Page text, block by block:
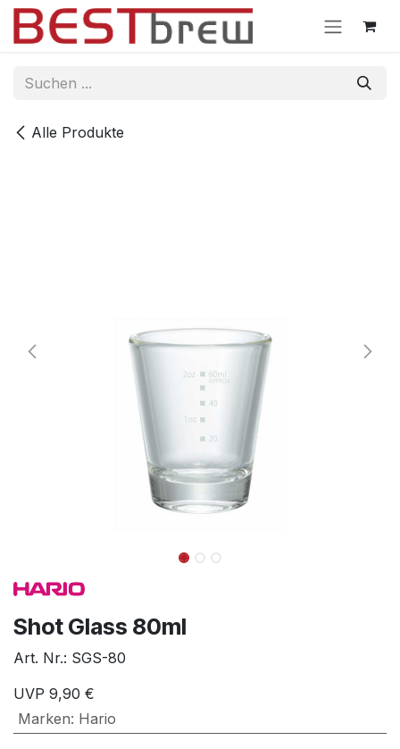
Zum Inhalt springen
Alle Produkte
Shot Glass 80ml
Art. Nr.: SGS-80
UVP 9,90 €
Marken: Hario